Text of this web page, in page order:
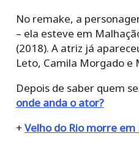
No remake, a
– ela esteve em
(2018). A atriz já
Leto, Camila Morgado e
Depois de saber quem
onde anda o ator?
+ Velho do Rio morre